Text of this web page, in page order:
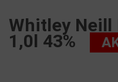
Whitley Neill
1,0l 43%